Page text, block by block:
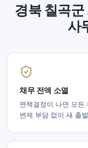
경북 칠곡군
사
채무 전액 소멸
면책결정이 나면 모든
변제 부담 없이 새 출